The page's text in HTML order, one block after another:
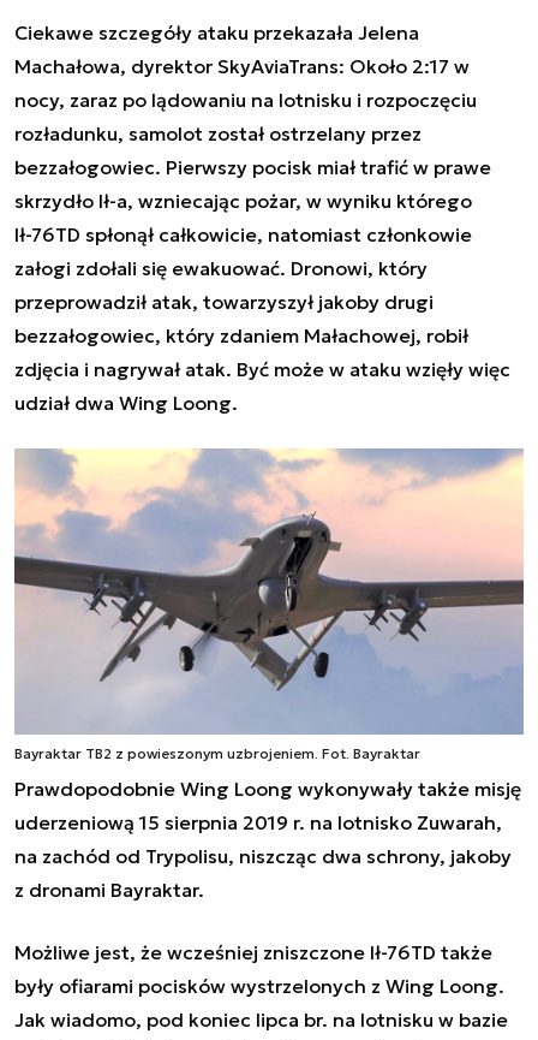
Ciekawe szczegóły ataku przekazała Jelena
Machałowa, dyrektor SkyAviaTrans: Około 2:17 w
nocy, zaraz po lądowaniu na lotnisku i rozpoczęciu
rozładunku, samolot został ostrzelany przez
bezzałogowiec. Pierwszy pocisk miał trafić w prawe
skrzydło Ił-a, wzniecając pożar, w wyniku którego
Ił-76TD spłonął całkowicie, natomiast członkowie
załogi zdołali się ewakuować. Dronowi, który
przeprowadził atak, towarzyszył jakoby drugi
bezzałogowiec, który zdaniem Małachowej, robił
zdjęcia i nagrywał atak. Być może w ataku wzięły więc
udział dwa Wing Loong.
Bayraktar TB2 z powieszonym uzbrojeniem. Fot. Bayraktar
Prawdopodobnie Wing Loong wykonywały także misję
uderzeniową 15 sierpnia 2019 r. na lotnisko Zuwarah,
na zachód od Trypolisu, niszcząc dwa schrony, jakoby
z dronami Bayraktar.
Możliwe jest, że wcześniej zniszczone Ił-76TD także
były ofiarami pocisków wystrzelonych z Wing Loong.
Jak wiadomo, pod koniec lipca br. na lotnisku w bazie